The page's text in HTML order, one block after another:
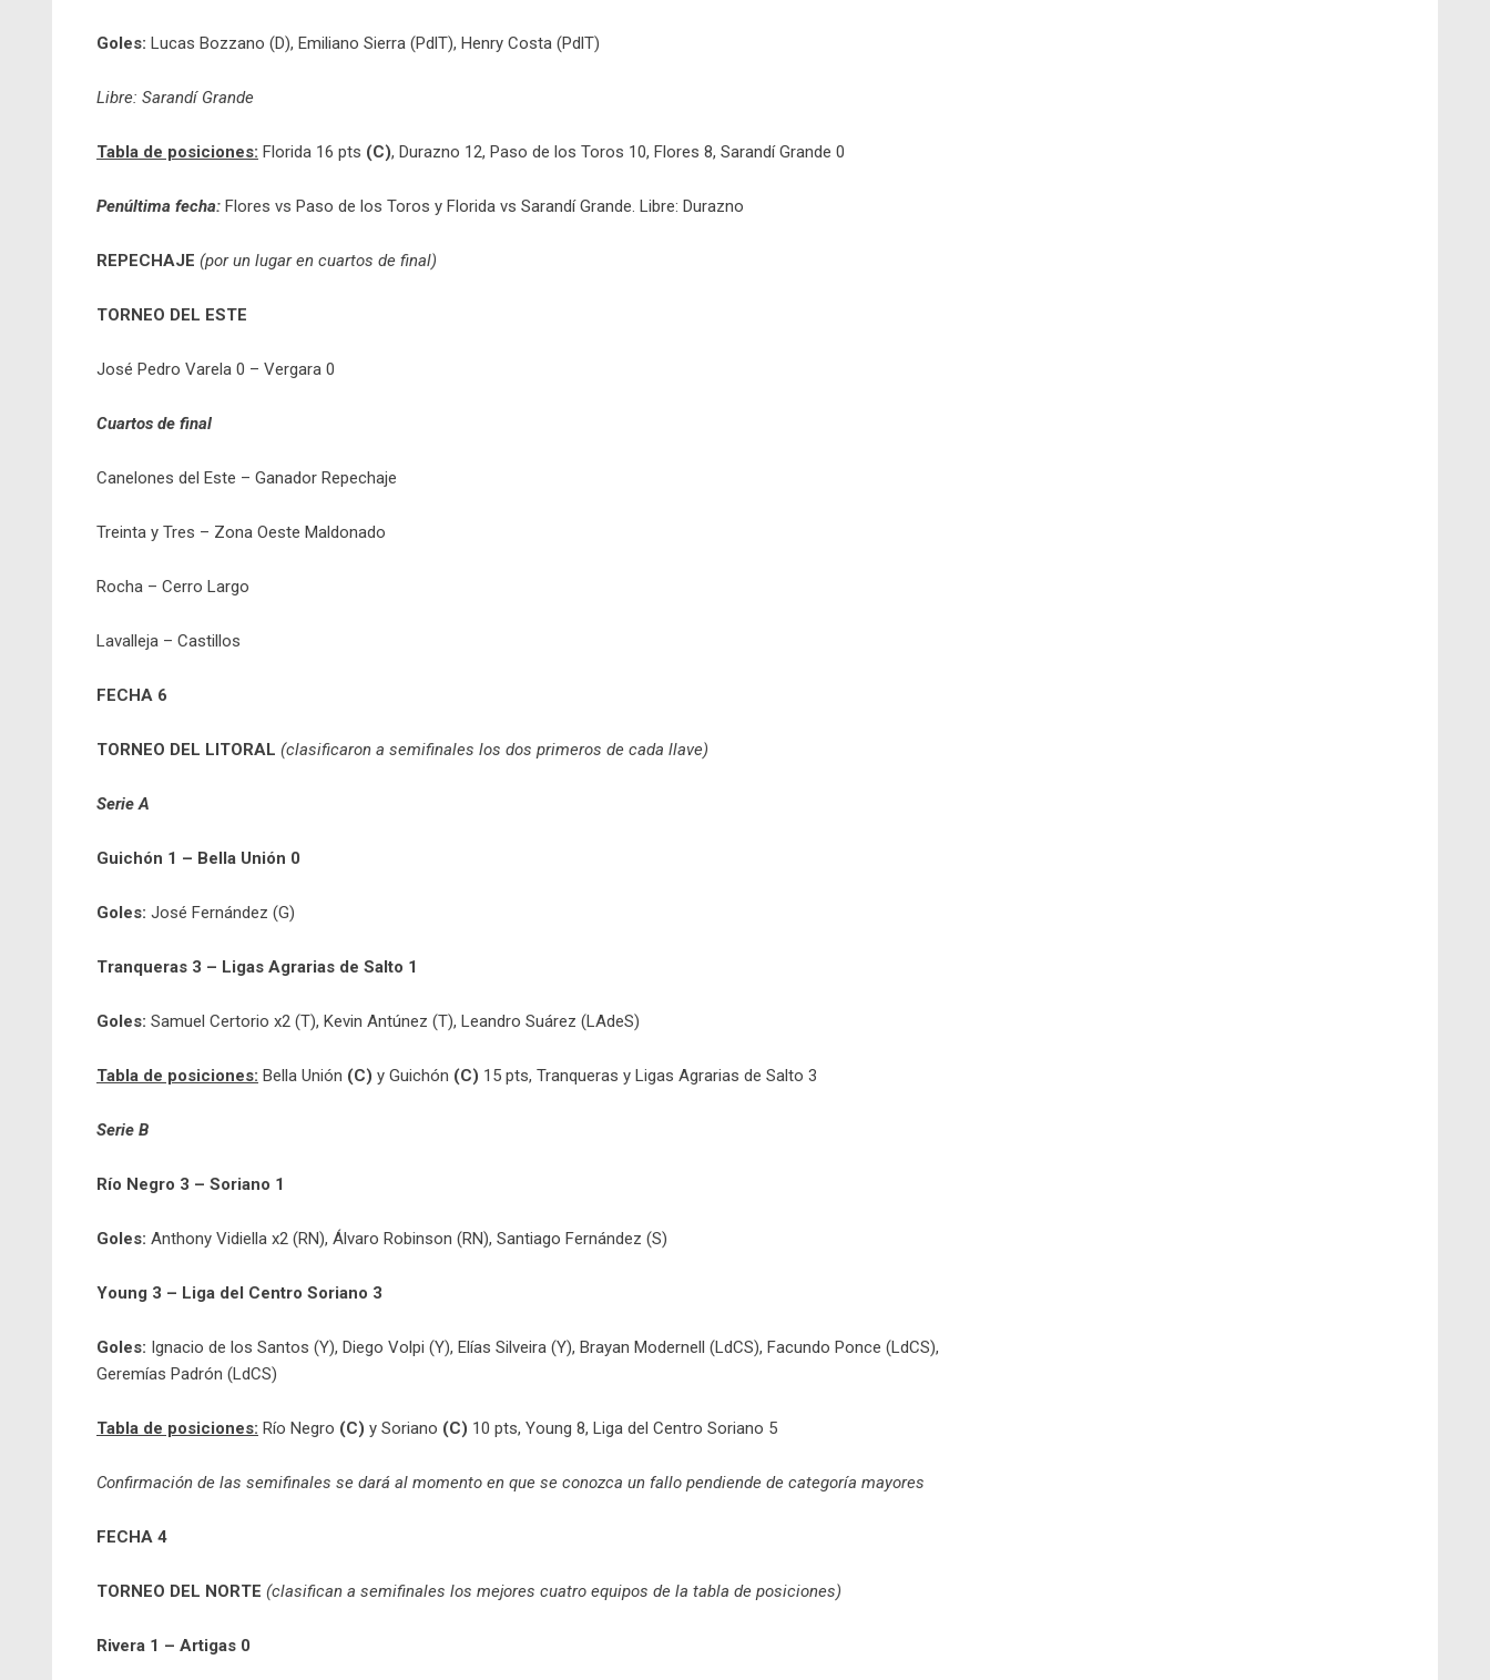
Goles: Lucas Bozzano (D), Emiliano Sierra (PdlT), Henry Costa (PdlT)
Libre: Sarandí Grande
Tabla de posiciones: Florida 16 pts (C), Durazno 12, Paso de los Toros 10, Flores 8, Sarandí Grande 0
Penúltima fecha: Flores vs Paso de los Toros y Florida vs Sarandí Grande. Libre: Durazno
REPECHAJE (por un lugar en cuartos de final)
TORNEO DEL ESTE
José Pedro Varela 0 – Vergara 0
Cuartos de final
Canelones del Este – Ganador Repechaje
Treinta y Tres – Zona Oeste Maldonado
Rocha – Cerro Largo
Lavalleja – Castillos
FECHA 6
TORNEO DEL LITORAL (clasificaron a semifinales los dos primeros de cada llave)
Serie A
Guichón 1 – Bella Unión 0
Goles: José Fernández (G)
Tranqueras 3 – Ligas Agrarias de Salto 1
Goles: Samuel Certorio x2 (T), Kevin Antúnez (T), Leandro Suárez (LAdeS)
Tabla de posiciones: Bella Unión (C) y Guichón (C) 15 pts, Tranqueras y Ligas Agrarias de Salto 3
Serie B
Río Negro 3 – Soriano 1
Goles: Anthony Vidiella x2 (RN), Álvaro Robinson (RN), Santiago Fernández (S)
Young 3 – Liga del Centro Soriano 3
Goles: Ignacio de los Santos (Y), Diego Volpi (Y), Elías Silveira (Y), Brayan Modernell (LdCS), Facundo Ponce (LdCS),
Geremías Padrón (LdCS)
Tabla de posiciones: Río Negro (C) y Soriano (C) 10 pts, Young 8, Liga del Centro Soriano 5
Confirmación de las semifinales se dará al momento en que se conozca un fallo pendiende de categoría mayores
FECHA 4
TORNEO DEL NORTE (clasifican a semifinales los mejores cuatro equipos de la tabla de posiciones)
Rivera 1 – Artigas 0